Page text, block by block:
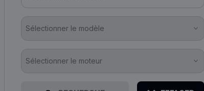
Sélectionner le modèle
Sélectionner le moteur